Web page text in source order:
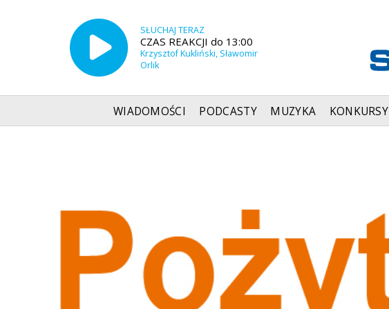
SŁUCHAJ TERAZ
CZAS REAKCJI do 13:00
Krzysztof Kukliński, Sławomir
Orlik
WIADOMOŚCI PODCASTY MUZYKA KONKURSY